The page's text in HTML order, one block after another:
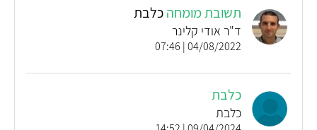
תשובת מומחהכלבת
ד"ר אודי קלינר
04/08/2022 | 07:46
כלבת
כלבת